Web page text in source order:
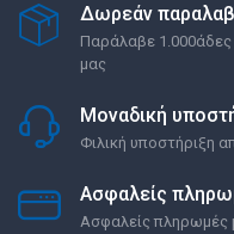
Δωρεάν
Παράλαβε
μας
Μοναδική
Φιλική υποστήριξη
Ασφαλείς
Ασφαλείς πληρωμές